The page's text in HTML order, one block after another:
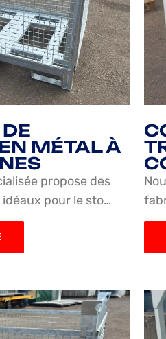
MÉTAL À
propose des
pour le sto…